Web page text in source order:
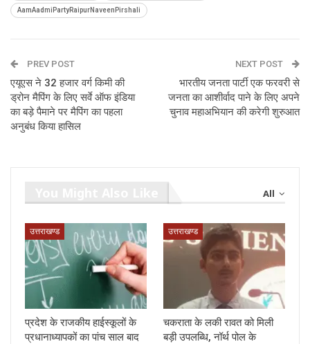
AamAadmiPartyRaipurNaveenPirshali
PREV POST
एयूएस ने 32 हजार वर्ग किमी की
ड्रोन मैपिंग के लिए सर्वे ऑफ इंडिया
का बड़े पैमाने पर मैपिंग का पहला
अनुबंध किया हासिल
NEXT POST
भारतीय जनता पार्टी एक फरवरी से
जनता का आशीर्वाद पाने के लिए अपने
चुनाव महाअभियान की करेगी शुरुआत
All
उत्तराखण्ड
प्रदेश के राजकीय हाईस्कूलों के
प्रधानाध्यापकों का पांच साल बाद
उत्तराखण्ड
चकराता के लकी रावत को मिली
बड़ी उपलब्धि, नॉर्थ पोल के